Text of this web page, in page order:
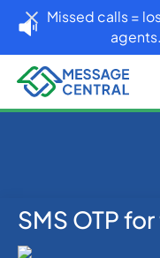
Missed calls =
Inicio Blog
SMS OTP